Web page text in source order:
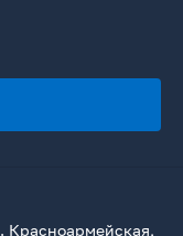
Красноармейская,